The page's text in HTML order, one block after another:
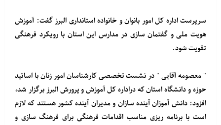
سرپرست اداره کل امور بانوان و خانواده استانداری البرز گفت: آموزش
هویت ملی و گفتمان سازی در مدارس این استان با رویکرد فرهنگی
تقویت شود.
" معصومه آقایی " در نشست تخصصی کارشناسان امور زنان با اساتید
حوزه و دانشگاه استان که دراداره کل آموزش و پرورش البرز برگزار شد،
افزود: دانش آموزان آینده سازان و مدیران آینده کشور هستند که لازم
است با برنامه ریزی مناسب اقدامات فرهنگی برای فرهنگ سازی و